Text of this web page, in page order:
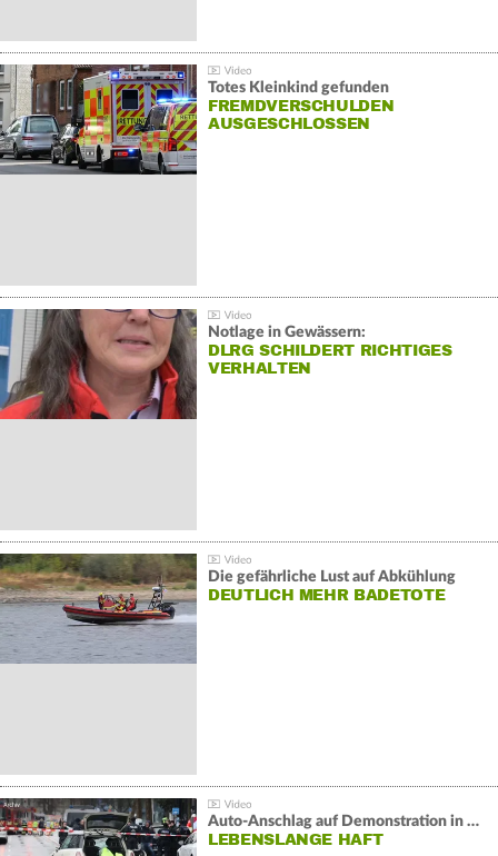
Totes Kleinkind gefunden
FREMDVERSCHULDEN
AUSGESCHLOSSEN
Notlage in Gewässern:
DLRG SCHILDERT RICHTIGES
VERHALTEN
Die gefährliche Lust auf Abkühlung
DEUTLICH MEHR BADETOTE
Auto-Anschlag auf Demonstration in München:
LEBENSLANGE HAFT